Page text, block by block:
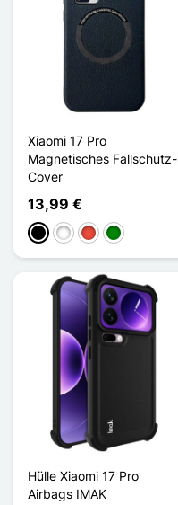
Xiaomi 17 Pro
Magnetisches Fallschutz-
Cover
13,99 €
Schwarz
WeißRot Grün
Hülle Xiaomi 17 Pro
Airbags IMAK